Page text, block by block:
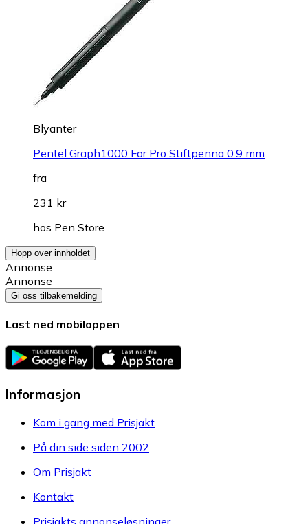
Blyanter
Pentel Graph1000 For Pro Stiftpenna 0.9 mm
fra
231 kr
hos Pen Store
Hopp over innholdet
Annonse
Annonse
Gi oss tilbakemelding
Last ned mobilappen
Informasjon
Kom i gang med Prisjakt
På din side siden 2002
Om Prisjakt
Kontakt
Prisjakts annonseløsninger